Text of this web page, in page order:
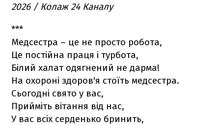
2026 / Колаж 24 Каналу
***
Медсестра – це не просто робота,
Це постійна праця і турбота,
Білий халат одягнений не дарма!
На охороні здоров'я стоїть медсестра.
Сьогодні свято у вас,
Прийміть вітання від нас,
У вас всіх серденько бринить,